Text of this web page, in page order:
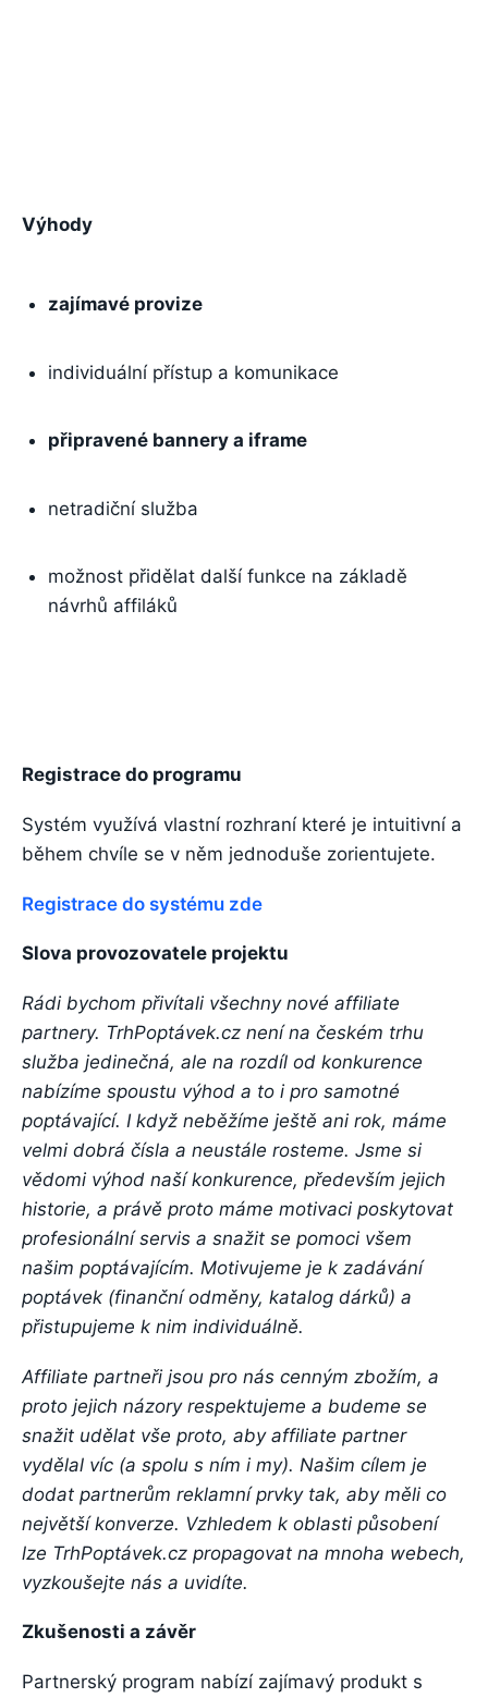
Výhody
zajímavé provize
individuální přístup a komunikace
připravené bannery a iframe
netradiční služba
možnost přidělat další funkce na základě
návrhů affiláků
Registrace do programu
Systém využívá vlastní rozhraní které je intuitivní a
během chvíle se v něm jednoduše zorientujete.
Registrace do systému zde
Slova provozovatele projektu
Rádi bychom přivítali všechny nové affiliate
partnery. TrhPoptávek.cz není na českém trhu
služba jedinečná, ale na rozdíl od konkurence
nabízíme spoustu výhod a to i pro samotné
poptávající. I když neběžíme ještě ani rok, máme
velmi dobrá čísla a neustále rosteme. Jsme si
vědomi výhod naší konkurence, především jejich
historie, a právě proto máme motivaci poskytovat
profesionální servis a snažit se pomoci všem
našim poptávajícím. Motivujeme je k zadávání
poptávek (finanční odměny, katalog dárků) a
přistupujeme k nim individuálně.
Affiliate partneři jsou pro nás cenným zbožím, a
proto jejich názory respektujeme a budeme se
snažit udělat vše proto, aby affiliate partner
vydělal víc (a spolu s ním i my). Našim cílem je
dodat partnerům reklamní prvky tak, aby měli co
největší konverze. Vzhledem k oblasti působení
lze TrhPoptávek.cz propagovat na mnoha webech,
vyzkoušejte nás a uvidíte.
Zkušenosti a závěr
Partnerský program nabízí zajímavý produkt s